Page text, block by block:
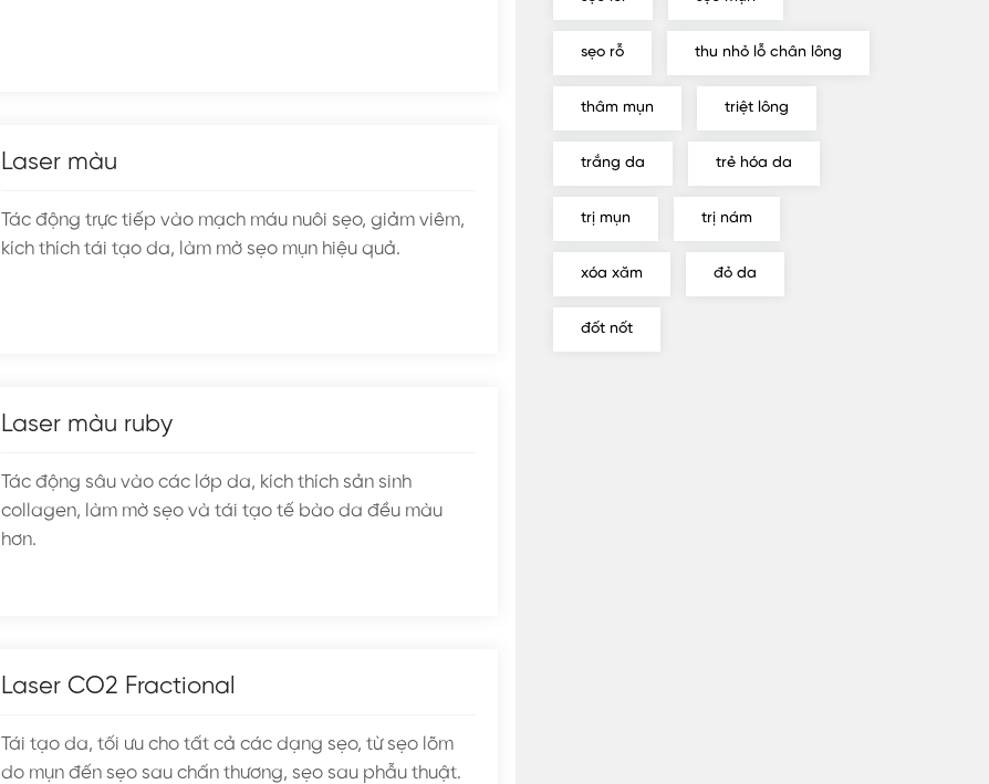
Laser màu
Tác động trực tiếp vào mạch máu nuôi sẹo, giảm viêm,
kích thích tái tạo da, làm mờ sẹo mụn hiệu quả.
Laser màu ruby
Tác động sâu vào các lớp da, kích thích sản sinh
collagen, làm mờ sẹo và tái tạo tế bào da đều màu
hơn.
Laser CO2 Fractional
Tái tạo da, tối ưu cho tất cả các dạng sẹo, từ sẹo lõm
do mụn đến sẹo sau chấn thương, sẹo sau phẫu thuật.
sẹo rỗ thu nhỏ lỗ chân lông
thâm mụn triệt lông
trắng da trẻ hóa da
trị mụn trị nám
xóa xăm đỏ da
đốt nốt